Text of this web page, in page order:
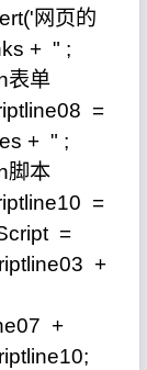
网页的
+ " ;
单
=
+ " ;
本
=
=
+
+